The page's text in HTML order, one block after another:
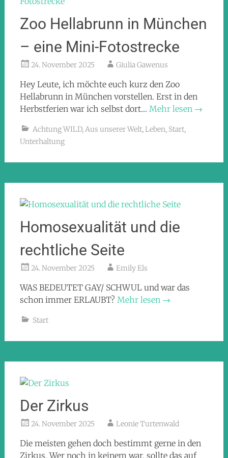
Zoo Hellabrunn in München
– eine Mini-Fotostrecke
24. November 2025 Giulia Gawenus
Hey Leute, ich möchte euch kurz den Zoo
Hellabrunn in München vorstellen. Erst in den
Herbstferien war ich selbst dort… Mehr lesen →
Achtung WILD,Aus unserer Welt,Leben, Start,
Unterhaltung
Homosexualität und die
rechtliche Seite
24. November 2025 Emily Els
WAS BEDEUTET GAY/ SCHWUL und war das
schon immer ERLAUBT? Mehr lesen →
Start
Der Zirkus
24. November 2025 Leonie Turtenwald
Die meisten gehen doch bestimmt gerne in den
Zirkus. Wer noch in keinem war, sollte das auf